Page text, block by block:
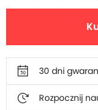
30 dni
Rozpocznij